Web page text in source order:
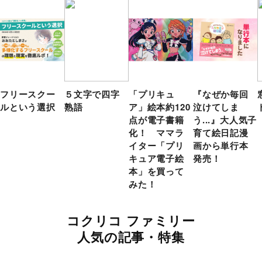
フリースクー
ルという選択
５文字で四字
熟語
「プリキュ
ア」絵本約120
点が電子書籍
化！ ママラ
イター「プリ
キュア電子絵
本」を買って
みた！
『なぜか毎回
泣けてしま
う...』大人気子
育て絵日記漫
画から単行本
発売！
コクリコ ファミリー
人気の記事・特集